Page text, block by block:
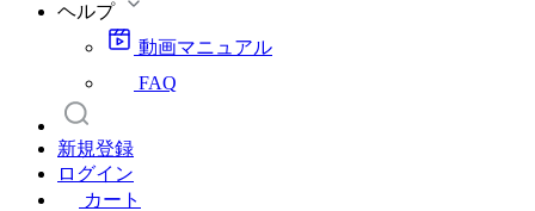
ヘルプ
動画マニュアル
FAQ
新規登録
ログイン
カート